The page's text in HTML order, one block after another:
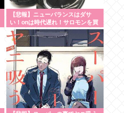
【悲報】ニューバランスはダサ
い！onは時代遅れ！サロモンを買
え！って言われたから買ったんや
が